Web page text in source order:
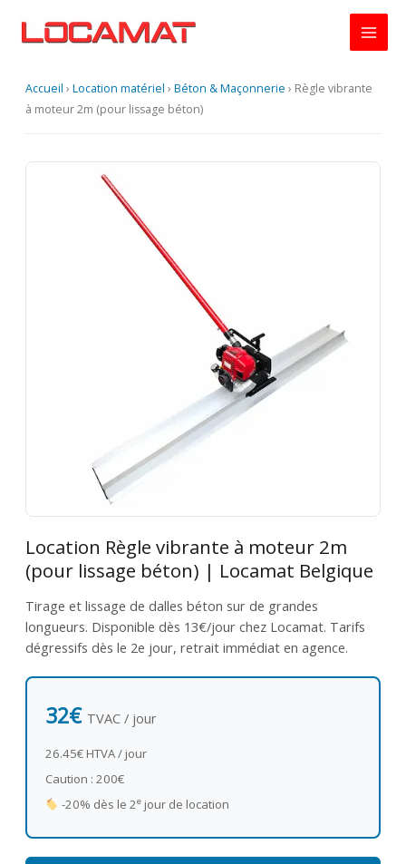
Accueil › Location matériel › Béton & Maçonnerie › Règle vibrante
à moteur 2m (pour lissage béton)
Location Règle vibrante à moteur 2m
(pour lissage béton) | Locamat Belgique
Tirage et lissage de dalles béton sur de grandes
longueurs. Disponible dès 13€/jour chez Locamat. Tarifs
dégressifs dès le 2e jour, retrait immédiat en agence.
32€ TVAC / jour
26.45€ HTVA / jour
Caution : 200€
-20% dès le 2ejour de location